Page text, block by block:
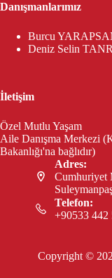
Danışmanlarımız
Burcu
Deniz Selin
İletişim
Özel Mutlu Yaşam
Aile Danışma Merkezi
Bakanlığı'na bağlıdır)
Adres:
Cumhuriyet
Telefon:
+90533 442
Copyright ©